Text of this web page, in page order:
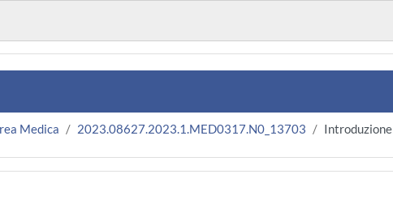
Medica 2023.08627.2023.1.MED0317.N0_13703 Introduzione